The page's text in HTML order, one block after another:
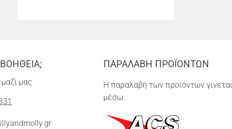
μας
ΠΑΡΑΛΑΒΗ ΠΡΟΪΟΝΤΩΝ
Η παραλαβή των προϊόντων γίνεται
μέσω: